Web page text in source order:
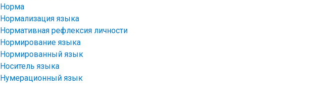
Норма
Нормализация языка
Нормативная рефлексия личности
Нормирование языка
Нормированный язык
Носитель языка
Нумерационный язык